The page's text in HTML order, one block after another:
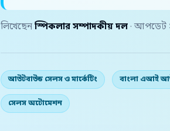
লিখেছেন স্পিকলার সম্পাদকীয় দল · আপডেট
আউটবাউন্ড সেলস ও মার্কেটিং বাংলা এআই
সেলস অটোমেশন